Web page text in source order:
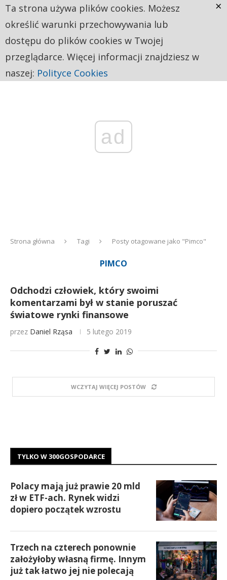
ad
Strona główna Tagi Posty otagowane jako "Pimco"
PIMCO
Odchodzi człowiek, który swoimi
komentarzami był w stanie poruszać
światowe rynki finansowe
przez Daniel Rząsa 5 lutego 2019
WCZYTAJ WIĘCEJ POSTÓW
TYLKO W 300GOSPODARCE
Polacy mają już prawie 20 mld
zł w ETF-ach. Rynek widzi
dopiero początek wzrostu
Trzech na czterech ponownie
założyłoby własną firmę. Innym
już tak łatwo jej nie polecają
Ta strona używa plików cookies. Możesz
określić warunki przechowywania lub
dostępu do plików cookies w Twojej
przeglądarce. Więcej informacji znajdziesz w
naszej: Polityce Cookies
×